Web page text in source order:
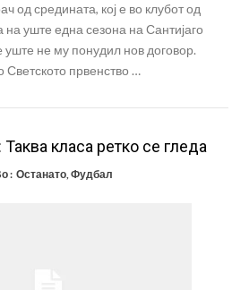
од средината, кој е во клубот од
на уште една сезона на Сантијаго
уште не му понудил нов договор.
Светското првенство …
класа ретко се гледа
: Останато,Фудбал